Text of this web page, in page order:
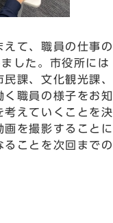
て、職員の仕事の
した。市役所には
課、文化観光課、
職員の様子をお知
考えていくことを決
を撮影することに
ことを次回までの